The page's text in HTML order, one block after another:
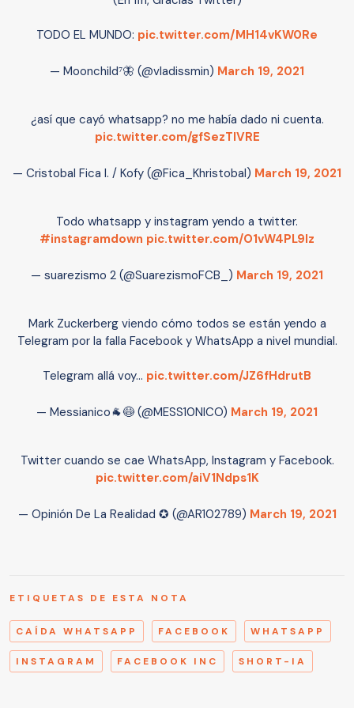
TODO EL MUNDO: pic.twitter.com/MH14vKW0Re
— Moonchild⁷🦋 (@vladissmin) March 19, 2021
¿así que cayó whatsapp? no me había dado ni cuenta.
pic.twitter.com/gfSezTlVRE
— Cristobal Fica I. / Kofy (@Fica_Khristobal) March 19, 2021
Todo whatsapp y instagram yendo a twitter.
#instagramdown pic.twitter.com/O1vW4PL9Iz
— suarezismo 2 (@SuarezismoFCB_) March 19, 2021
Mark Zuckerberg viendo cómo todos se están yendo a
Telegram por la falla Facebook y WhatsApp a nivel mundial.
Telegram allá voy... pic.twitter.com/JZ6fHdrutB
— Messianico🐐😷 (@MESS10NICO) March 19, 2021
Twitter cuando se cae WhatsApp, Instagram y Facebook.
pic.twitter.com/aiV1Ndps1K
— Opinión De La Realidad ✪ (@AR102789) March 19, 2021
ETIQUETAS DE ESTA NOTA
CAÍDA WHATSAPP FACEBOOK WHATSAPP
INSTAGRAM FACEBOOK INC SHORT-IA